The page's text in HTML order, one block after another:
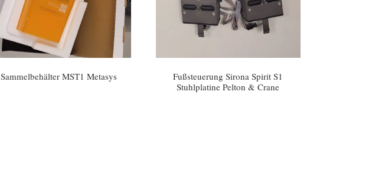
Sammelbehälter MST1 Metasys
Fußsteuerung Sirona Spirit S1
Stuhlplatine Pelton & Crane